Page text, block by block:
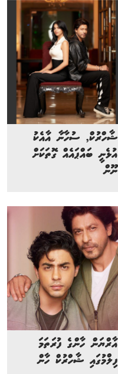
ޝާހްރުކް, ސުހާނާ އާއެކު
އުޅެނީ ބައްޕައެއް ގޮތަކަށް
ނޫން
އާރްޔަން ހާންގެ ފުރަތަމަ
ފިލްމުގައި ޝާހްރުކް ހާން